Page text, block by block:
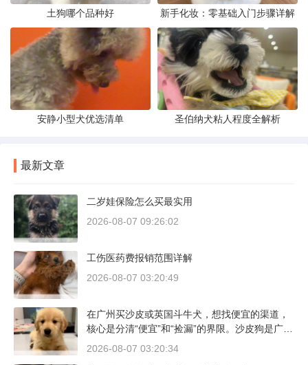
土狗哪个品种好 新手化妆：零基础入门步骤详解
安静小型犬优选清单 圣伯纳犬粘人程度全解析
最新文章
二岁娃保险怎么买最实用
2026-08-07 09:26:02
工伤医药费报销范围详解
2026-08-07 03:20:49
在广州买沙皮或英国斗牛犬，想找便宜的渠道，
核心是分清“便宜”和“捡漏”的界限。沙皮狗是广东
本地犬种，价格比北方城市有优势；英国斗牛犬
2026-08-07 03:20:34